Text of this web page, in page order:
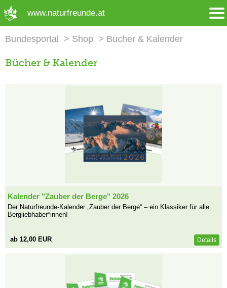
www.naturfreunde.at
Bundesportal Shop Bücher & Kalender
Bücher & Kalender
Kalender "Zauber der Berge" 2026
Der Naturfreunde-Kalender „Zauber der Berge“ – ein Klassiker für alle
Bergliebhaber*innen!
ab 12,00 EUR Details